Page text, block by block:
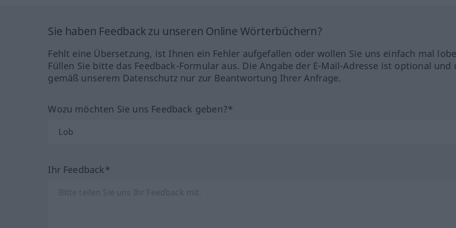
Sie haben Feedback zu unseren Online Wörterbüchern?
Fehlt eine Übersetzung, ist Ihnen ein Fehler aufgefallen oder wollen Sie uns einfach mal
Füllen Sie bitte das Feedback-Formular aus. Die Angabe der E-Mail-Adresse ist optional und
gemäß unserem Datenschutz nur zur Beantwortung Ihrer Anfrage.
Wozu möchten Sie uns Feedback geben?*
Ihr Feedback*